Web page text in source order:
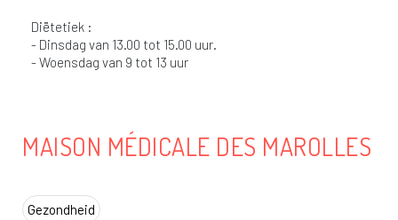
Diëtetiek :
- Dinsdag van 13.00 tot 15.00 uur.
- Woensdag van 9 tot 13 uur
MAISON MÉDICALE DES MAROLLES
Gezondheid